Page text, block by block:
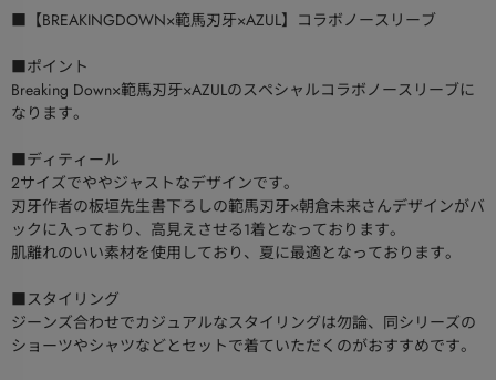
■【BREAKINGDOWN×範馬刃牙×AZUL】コラボノースリーブ
■ポイント
Breaking Down×範馬刃牙×AZULのスペシャルコラボノースリーブに
なります。
■ディティール
2サイズでややジャストなデザインです。
刃牙作者の板垣先生書下ろしの範馬刃牙×朝倉未来さんデザインがバ
ックに入っており、高見えさせる1着となっております。
肌離れのいい素材を使用しており、夏に最適となっております。
■スタイリング
ジーンズ合わせでカジュアルなスタイリングは勿論、同シリーズの
ショーツやシャツなどとセットで着ていただくのがおすすめです。